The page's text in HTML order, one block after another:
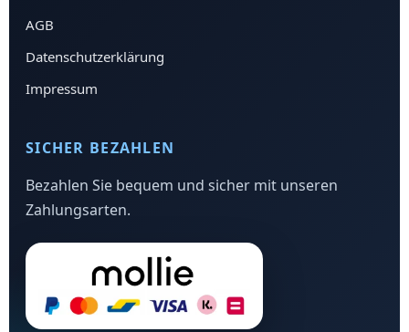
AGB
Datenschutzerklärung
Impressum
SICHER BEZAHLEN
Bezahlen Sie bequem und sicher mit unseren
Zahlungsarten.